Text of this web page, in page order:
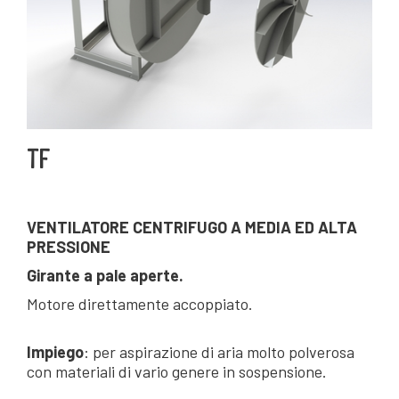
TF
VENTILATORE CENTRIFUGO A MEDIA ED ALTA
PRESSIONE
Girante a pale aperte.
Motore direttamente accoppiato.
Impiego: per aspirazione di aria molto polverosa
con materiali di vario genere in sospensione.